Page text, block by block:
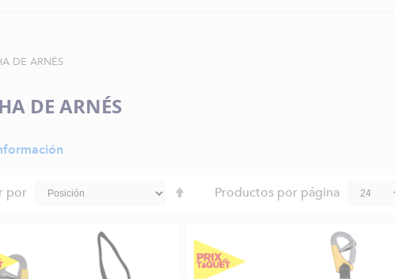
DE ARNÉS
DE ARNÉS
por Productos por página